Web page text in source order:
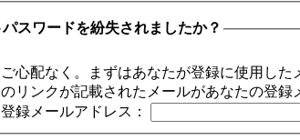
パスワードを紛失されましたか？
ご心配なく。まずはあなたが登録に使用し
のリンクが記載されたメールがあなたの登録
登録メールアドレス：